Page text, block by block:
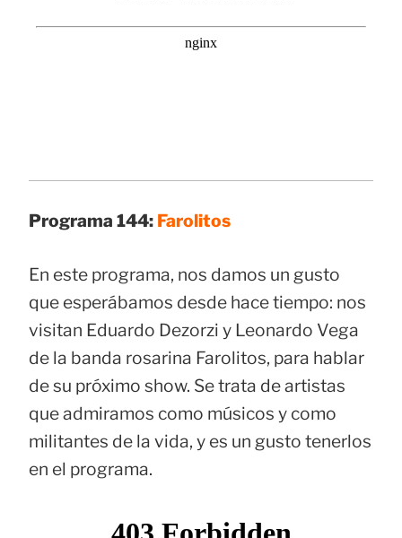
Programa 144: Farolitos
En este programa, nos damos un gusto
que esperábamos desde hace tiempo: nos
visitan Eduardo Dezorzi y Leonardo Vega
de la banda rosarina Farolitos, para hablar
de su próximo show. Se trata de artistas
que admiramos como músicos y como
militantes de la vida, y es un gusto tenerlos
en el programa.